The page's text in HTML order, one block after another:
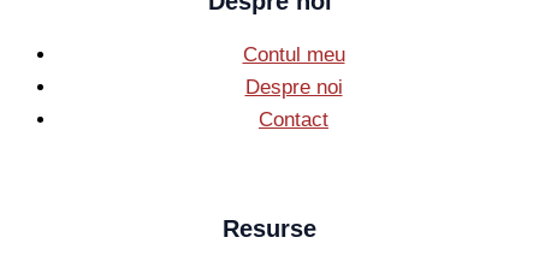
Contul meu
Despre noi
Contact
Resurse